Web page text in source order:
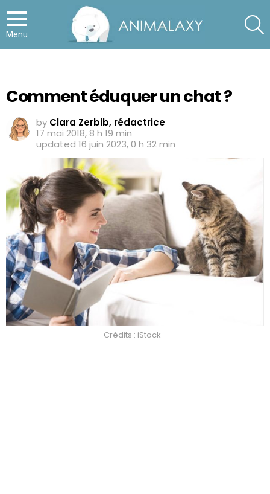
Menu
Comment éduquer un chat ?
by Clara Zerbib, rédactrice
17 mai 2018, 8 h 19 min
updated 16 juin 2023, 0 h 32 min
Crédits : iStock